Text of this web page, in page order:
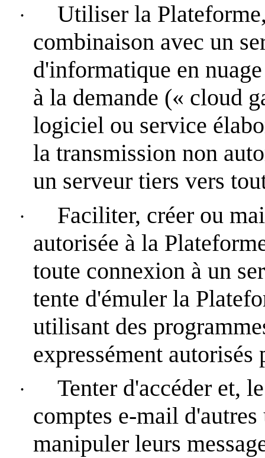
·
Utiliser la
combinaison avec un
d'informatique en
à la demande (« cloud
logiciel ou service
la transmission non
un serveur tiers vers
·
Faciliter, créer ou
autorisée à la
toute connexion à un
tente d'émuler la
utilisant des
expressément autorisés
·
Tenter d'accéder et,
comptes e-mail
manipuler leurs